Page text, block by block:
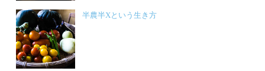
半農半Xという生き方